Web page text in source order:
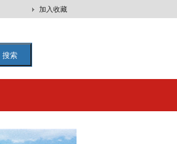
加入收藏
搜索